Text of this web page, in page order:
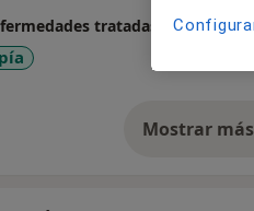
tratadas
Mostrar